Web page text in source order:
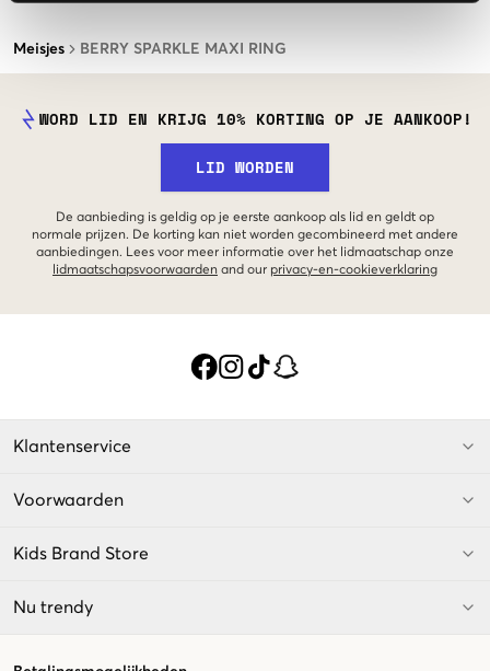
Meisjes BERRY SPARKLE MAXI RING
WORD LID EN KRIJG 10% KORTING OP JE AANKOOP!
LID WORDEN
De aanbieding is geldig op je eerste aankoop als lid en geldt op
normale prijzen. De korting kan niet worden gecombineerd met andere
aanbiedingen. Lees voor meer informatie over het lidmaatschap onze
lidmaatschapsvoorwaarden and our privacy-en-cookieverklaring
Klantenservice
Voorwaarden
Kids Brand Store
Nu trendy